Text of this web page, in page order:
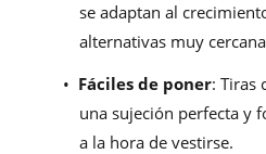
se adaptan al
alternativas muy
• Fáciles de poner: Tiras
una sujeción perfecta y
a la hora de vestirse.